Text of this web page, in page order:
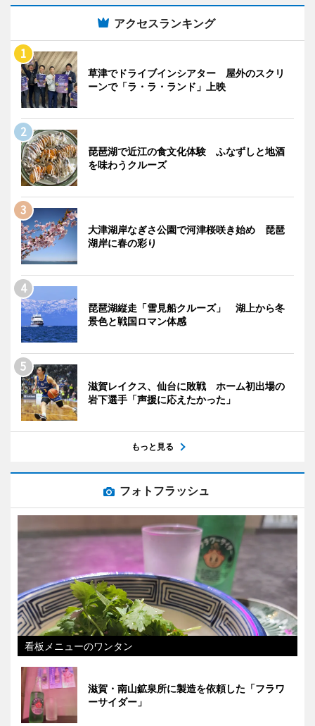
アクセスランキング
草津でドライブインシアター 屋外のスクリ
ーンで「ラ・ラ・ランド」上映
琵琶湖で近江の食文化体験 ふなずしと地酒
を味わうクルーズ
大津湖岸なぎさ公園で河津桜咲き始め 琵琶
湖岸に春の彩り
琵琶湖縦走「雪見船クルーズ」 湖上から冬
景色と戦国ロマン体感
滋賀レイクス、仙台に敗戦 ホーム初出場の
岩下選手「声援に応えたかった」
もっと見る
フォトフラッシュ
看板メニューのワンタン
滋賀・南山鉱泉所に製造を依頼した「フラワ
ーサイダー」